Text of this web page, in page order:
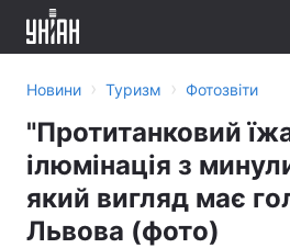
Новини › Туризм › Фотозвіти
"Протитанковий
ілюмінація з
який вигляд має
Львова (фото)